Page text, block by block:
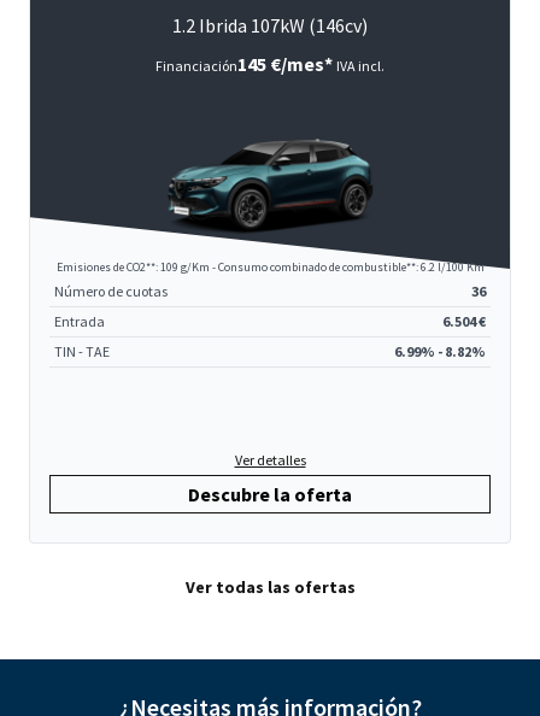
1.2 Ibrida 107kW (146cv)
Financiación145 €/mes* IVA incl.
Emisiones de CO2**: 109 g/Km - Consumo combinado de combustible**: 6.2 l/100 Km
Número de cuotas
36
Entrada
6.504 €
TIN - TAE
6.99% - 8.82%
Ver detalles
Descubre la oferta
Ver todas las ofertas
¿Necesitas más información?